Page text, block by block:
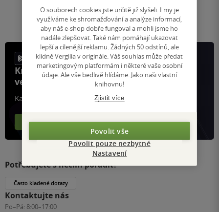
na
stránku
Knihy, recenze a klubové výhody
ve vaší kapse a naší appce KDčko
Každý měsíc společně přečteme tisíce knih
Více o aplikaci Více o klubu
Potřebujete s něčím poradit?
Často kladené dotazy
Kontaktujte nás
Po–Pá: 8:00–17:00
O souborech cookies jste určitě již slyšeli. I my je
využíváme ke shromažďování a analýze informací,
aby náš e-shop dobře fungoval a mohli jsme ho
nadále zlepšovat. Také nám pomáhají ukazovat
lepší a cílenější reklamu. Žádných 50 odstínů, ale
klidně Vergilia v originále. Váš souhlas může předat
marketingovým platformám i některé vaše osobní
údaje. Ale vše bedlivě hlídáme. Jako naši vlastní
knihovnu!
Zjistit více
Povolit vše
Povolit pouze nezbytné
Nastavení